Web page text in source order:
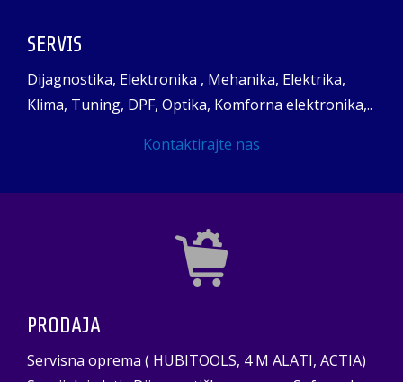
SERVIS
Dijagnostika, Elektronika , Mehanika, Elektrika,
Klima, Tuning, DPF, Optika, Komforna elektronika,..
Kontaktirajte nas
PRODAJA
Servisna oprema ( HUBITOOLS, 4 M ALATI, ACTIA)